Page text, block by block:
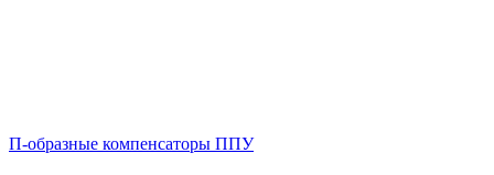
П-образные компенсаторы ППУ